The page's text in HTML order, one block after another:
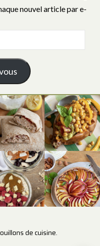
nouvel article par e-
de cuisine.